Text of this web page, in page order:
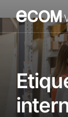
Servicios
Cómo
Valor